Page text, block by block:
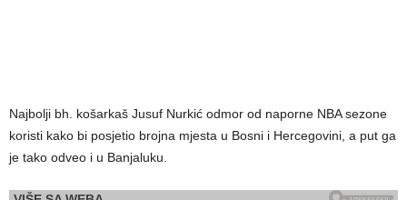
Najbolji bh. košarkaš Jusuf Nurkić odmor od naporne NBA sezone
koristi kako bi posjetio brojna mjesta u Bosni i Hercegovini, a put ga
je tako odveo i u Banjaluku.